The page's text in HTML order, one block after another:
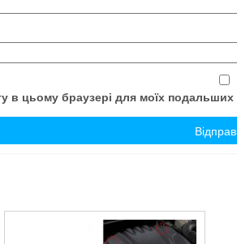
в цьому браузері для моїх подальших